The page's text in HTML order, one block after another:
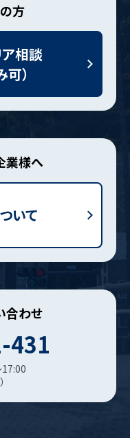
方
ア相談
）
業様へ
いて
合わせ
431